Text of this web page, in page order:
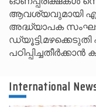
ആവശ്യവുമായി
അദ്ധ്യാപക
International